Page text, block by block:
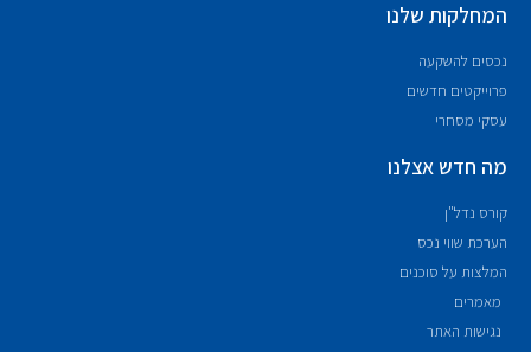
המחלקות שלנו
נכסים להשקעה
פרוייקטים חדשים
עסקי מסחרי
מה חדש אצלנו
קורס נדל"ן
הערכת שווי נכס
המלצות על סוכנים
מאמרים
נגישות האתר